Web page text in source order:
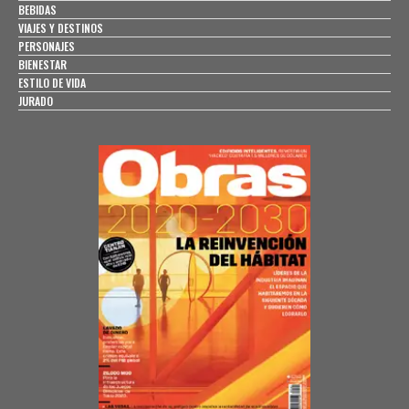
BEBIDAS
VIAJES Y DESTINOS
PERSONAJES
BIENESTAR
ESTILO DE VIDA
JURADO